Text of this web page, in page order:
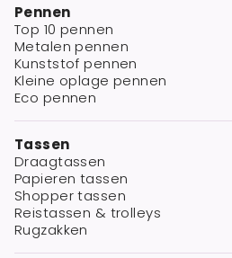
Pennen
Top 10 pennen
Metalen pennen
Kunststof pennen
Kleine oplage pennen
Eco pennen
Tassen
Draagtassen
Papieren tassen
Shopper tassen
Reistassen & trolleys
Rugzakken